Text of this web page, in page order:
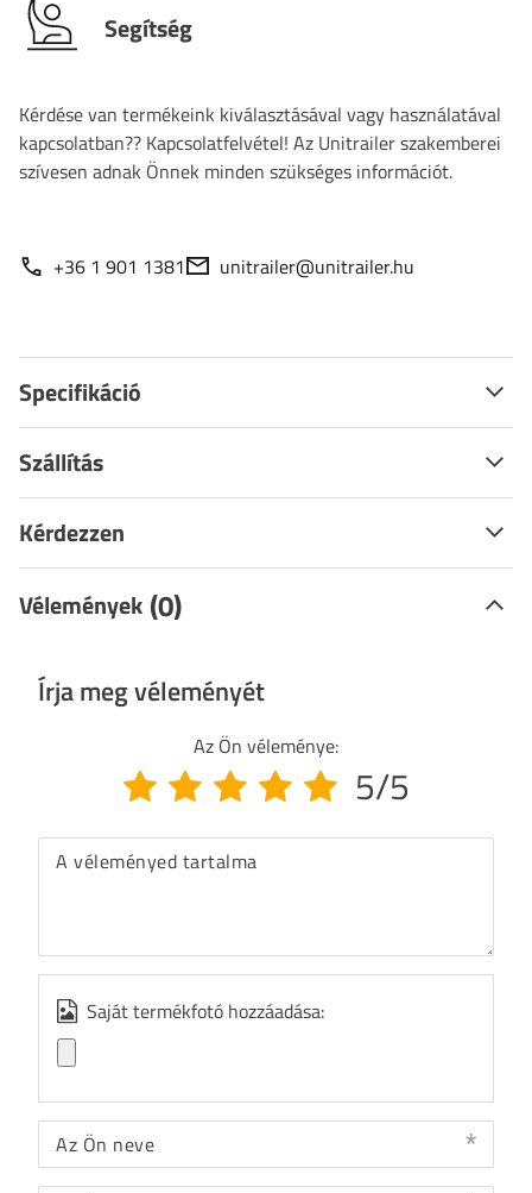
Segítség
Kérdése van termékeink kiválasztásával vagy használatával
kapcsolatban?? Kapcsolatfelvétel! Az Unitrailer szakemberei
szívesen adnak Önnek minden szükséges információt.
+36 1 901 1381 unitrailer@unitrailer.hu
Specifikáció
Szállítás
Kérdezzen
Vélemények (0)
Írja meg véleményét
Az Ön véleménye:
5/5
A véleményed tartalma
Saját termékfotó hozzáadása:
Az Ön neve